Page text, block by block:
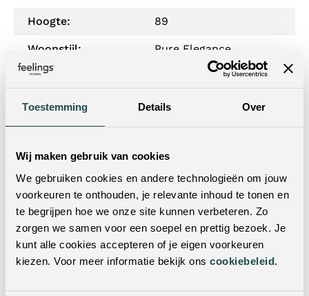
Toestemming Details Over
Wij maken gebruik van cookies
We gebruiken cookies en andere technologieën om jouw
voorkeuren te onthouden, je relevante inhoud te tonen en
te begrijpen hoe we onze site kunnen verbeteren. Zo
zorgen we samen voor een soepel en prettig bezoek. Je
kunt alle cookies accepteren of je eigen voorkeuren
kiezen. Voor meer informatie bekijk ons cookiebeleid.
Hoogte: 89
Woonstijl: Pure Elegance
Materiaal onderstel:
Zitdiepte: 46
Draaibaar: Nee
Armleuning:
Verrijdbaar: Nee
Verstelbare hoogte: Nee